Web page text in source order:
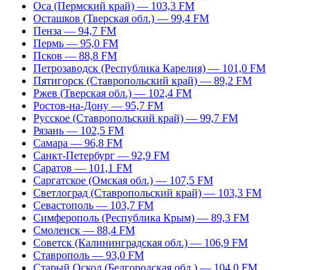
Оса (Пермский край) — 103,3 FM
Осташков (Тверская обл.) — 99,4 FM
Пенза — 94,7 FM
Пермь — 95,0 FM
Псков — 88,8 FM
Петрозаводск (Республика Карелия) — 101,0 FM
Пятигорск (Ставропольский край) — 89,2 FM
Ржев (Тверская обл.) — 102,4 FM
Ростов-на-Дону — 95,7 FM
Русское (Ставропольский край) — 99,7 FM
Рязань — 102,5 FM
Самара — 96,8 FM
Санкт-Петербург — 92,9 FM
Саратов — 101,1 FM
Саргатское (Омская обл.) — 107,5 FM
Светлоград (Ставропольский край) — 103,3 FM
Севастополь — 103,7 FM
Симферополь (Республика Крым) — 89,3 FM
Смоленск — 88,4 FM
Советск (Калининградская обл.) — 106,9 FM
Ставрополь — 93,0 FM
Старый Оскол (Белгородская обл.) — 104,0 FM